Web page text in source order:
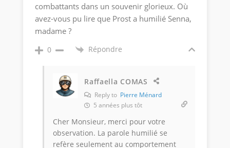
combattants dans un souvenir glorieux. Où
avez-vous pu lire que Prost a humilié Senna,
madame ?
0 Répondre
Raffaella COMAS
Reply to Pierre Ménard
5 années plus tôt
Cher Monsieur, merci pour votre
observation. La parole humilié se
refère seulement au comportement